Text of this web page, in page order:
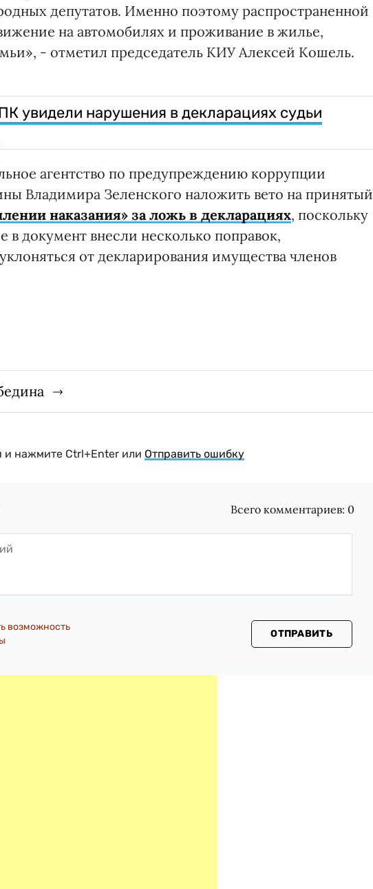
депутатов. Именно поэтому распространенной
на автомобилях и проживание в жилье,
- отметил председатель КИУ Алексей Кошель.
увидели нарушения в декларациях судьи
агентство по предупреждению коррупции
Владимира Зеленского наложить вето на принятый
наказания» за ложь в декларациях, поскольку
в документ внесли несколько поправок,
от декларирования имущества членов
и нажмите Ctrl+Enter или Отправить ошибку
Всего комментариев: 0
возможность
ОТПРАВИТЬ